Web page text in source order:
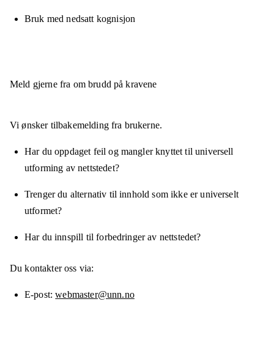
Bruk med nedsatt kognisjon
Meld gjerne fra om brudd på kravene
Vi ønsker tilbakemelding fra brukerne.
Har du oppdaget feil og mangler knyttet til universell
utforming av nettstedet?
Trenger du alternativ til innhold som ikke er universelt
utformet?
Har du innspill til forbedringer av nettstedet?
Du kontakter oss via:
E-post webmaster@unn.no